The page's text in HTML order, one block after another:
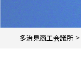
多治見商工会議所 >